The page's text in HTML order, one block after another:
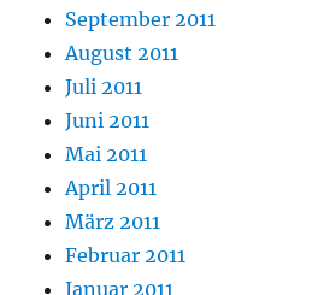
September 2011
August 2011
Juli 2011
Juni 2011
Mai 2011
April 2011
März 2011
Februar 2011
Januar 2011